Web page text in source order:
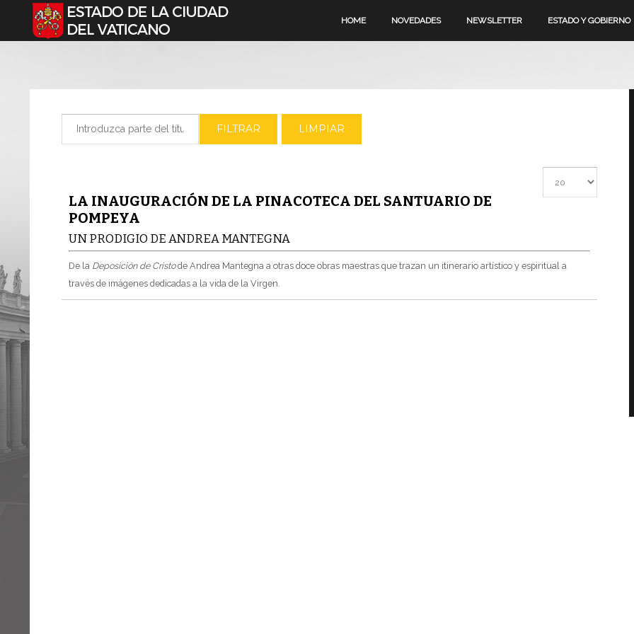
Seleccione su idioma HOME NOVEDADES NEWSLETTER ESTADO Y GOBIERNO
FILTRAR LIMPIAR
LA INAUGURACIÓN DE LA PINACOTECA DEL SANTUARIO DE
POMPEYA
UN PRODIGIO DE ANDREA MANTEGNA
De la Deposición de Cristode Andrea Mantegna a otras doce obras maestras que trazan un itinerario artístico y espiritual a
través de imágenes dedicadas a la vida de la Virgen.